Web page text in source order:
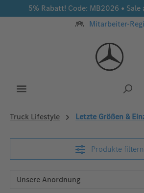
Zum Hauptinhalt springen
5% Rabatt! Code: MB2026 • Sale
Mitarbeiter-
Truck Lifestyle Letzte Größen &
Produkte filtern